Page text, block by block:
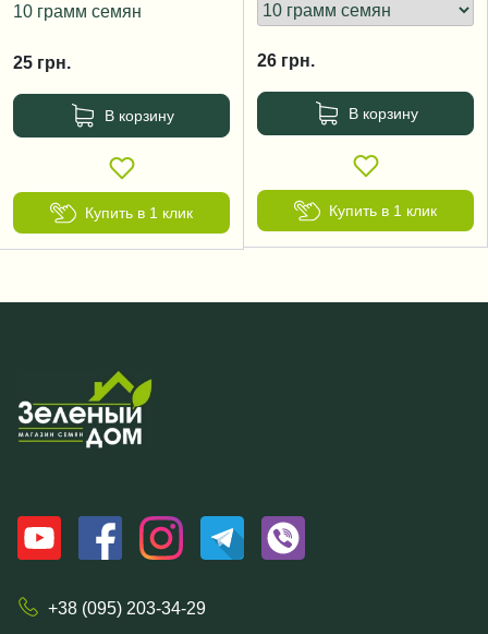
10 грамм семян
25 грн.
В корзину
Купить в 1 клик
26 грн.
В корзину
Купить в 1 клик
+38 (095) 203-34-29